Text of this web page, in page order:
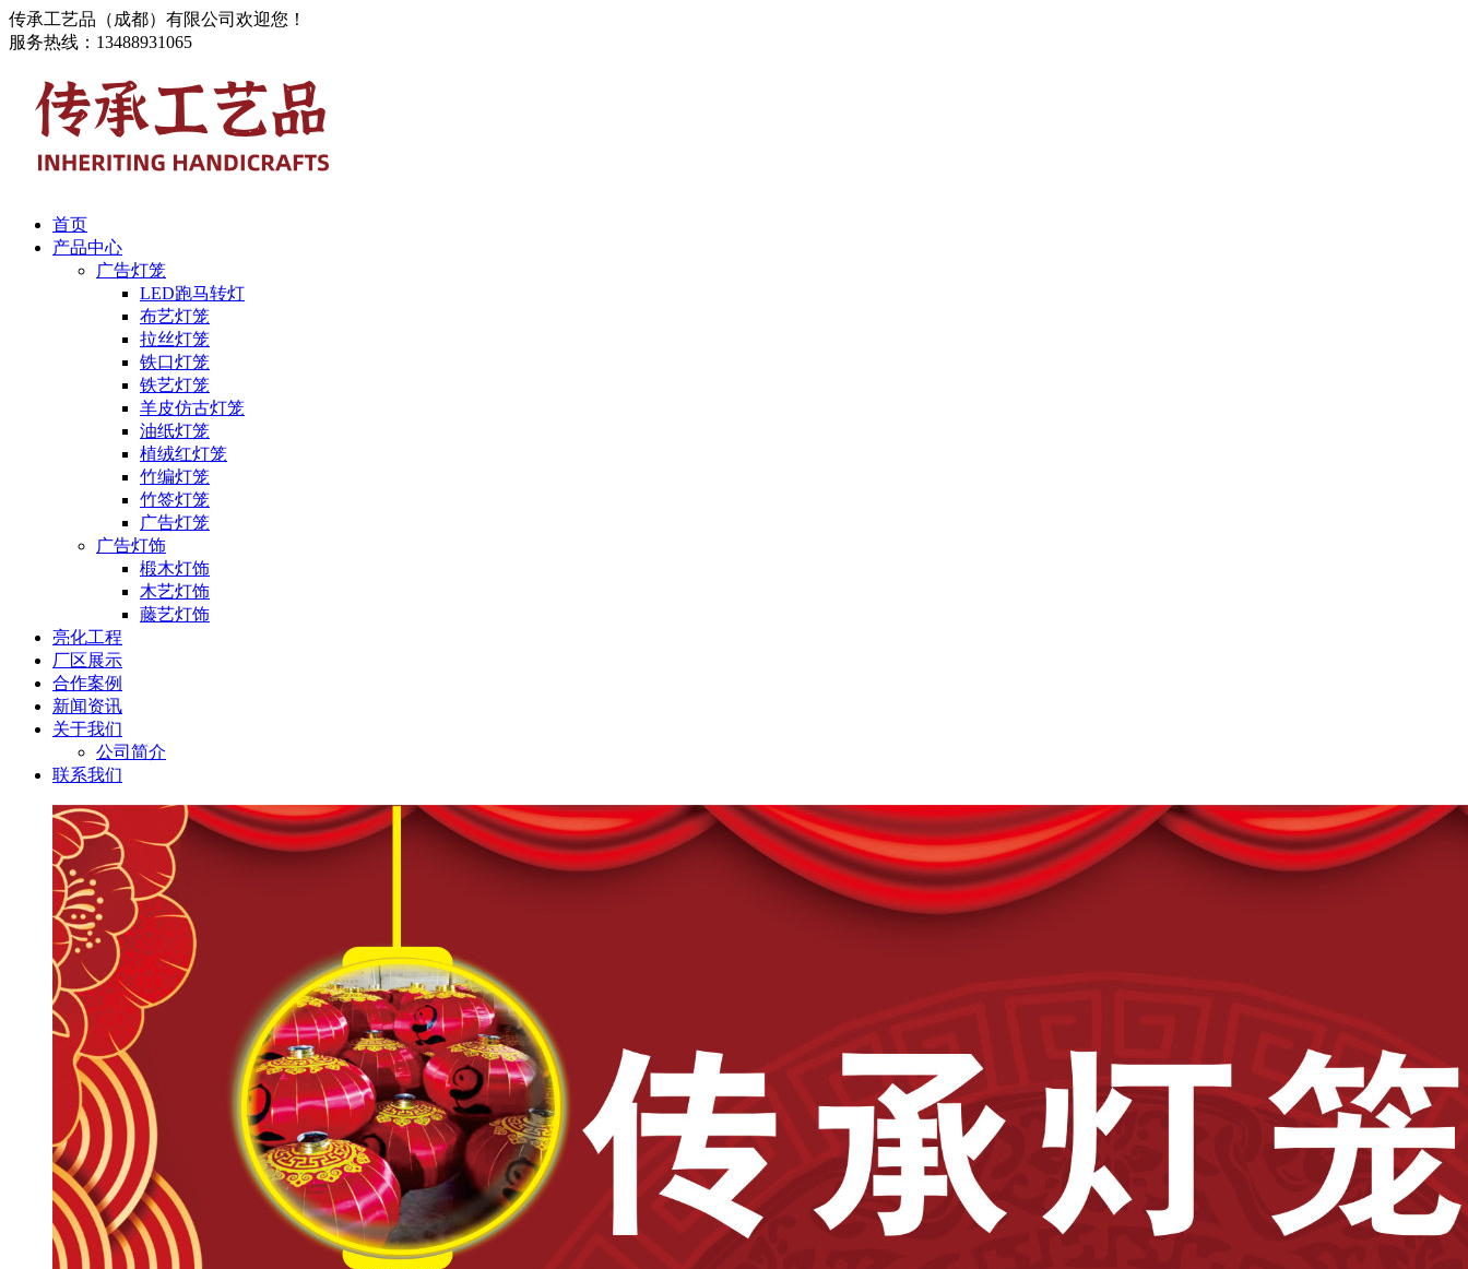
传承工艺品（成都）有限公司欢迎您！
服务热线：13488931065
首页
产品中心
广告灯笼
LED跑马转灯
布艺灯笼
拉丝灯笼
铁口灯笼
铁艺灯笼
羊皮仿古灯笼
油纸灯笼
植绒红灯笼
竹编灯笼
竹签灯笼
广告灯笼
广告灯饰
椴木灯饰
木艺灯饰
藤艺灯饰
亮化工程
厂区展示
合作案例
新闻资讯
关于我们
公司简介
联系我们